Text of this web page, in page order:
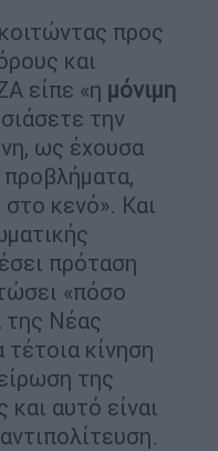
προς
και
είπε «η μόνιμη
την
ως έχουσα
στο κενό». Και
πρόταση
«πόσο
της Νέας
κίνηση
της
αυτό είναι